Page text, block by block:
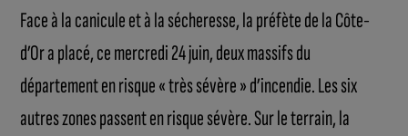
Face à la canicule et à la sécheresse, la préfète de la Côte-
d’Or a placé, ce mercredi 24 juin, deux massifs du
département en risque « très sévère » d’incendie. Les six
autres zones passent en risque sévère. Sur le terrain, la